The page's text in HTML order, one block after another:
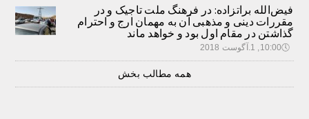
فیض‌الله براتزاده: در فرهنگ ملت تاجیک و در
مقررات دینی و مذهبی آن به مهمان ارج و احترام
گذاشتن در مقام اول بود و خواهد ماند
🕔10:00, 1.آگوست 2018
همه مطالب بخش